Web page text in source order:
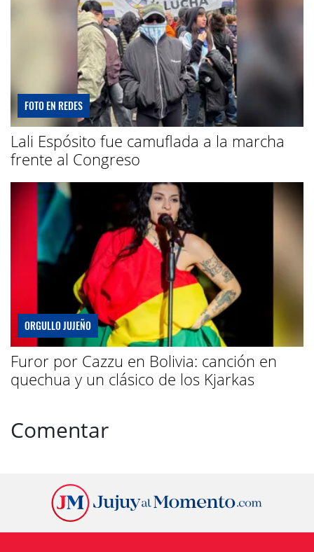
FOTO EN REDES
Lali Espósito fue camuflada a la marcha
frente al Congreso
ORGULLO JUJEÑO
Furor por Cazzu en Bolivia: canción en
quechua y un clásico de los Kjarkas
Comentar